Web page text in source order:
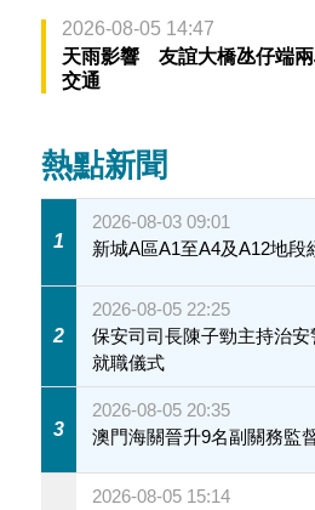
2026-08-05 14:47
天雨影響 友誼大橋氹仔端兩
交通
熱點新聞
1
2026-08-03 09:01
新城A區A1至A4及A12地段
2
2026-08-05 22:25
保安司司長陳子勁主持治
就職儀式
3
2026-08-05 20:35
澳門海關晉升9名副關務監
2026-08-05 15:14